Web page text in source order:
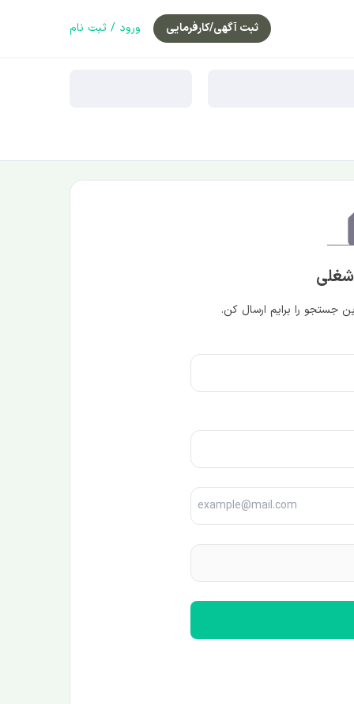
ثبت آگهی/کارفرمایی ورود / ثبت نام
شغلی
جستجو را برایم ارسال کن.